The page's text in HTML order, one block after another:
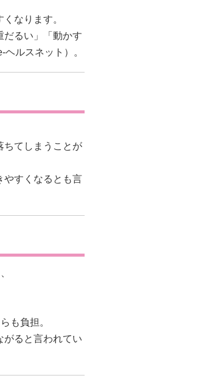
なります。
だるい」「動かす
ヘルスネット ）。
ちてしまうことが
やすくなるとも言
も負担。
がると言われてい